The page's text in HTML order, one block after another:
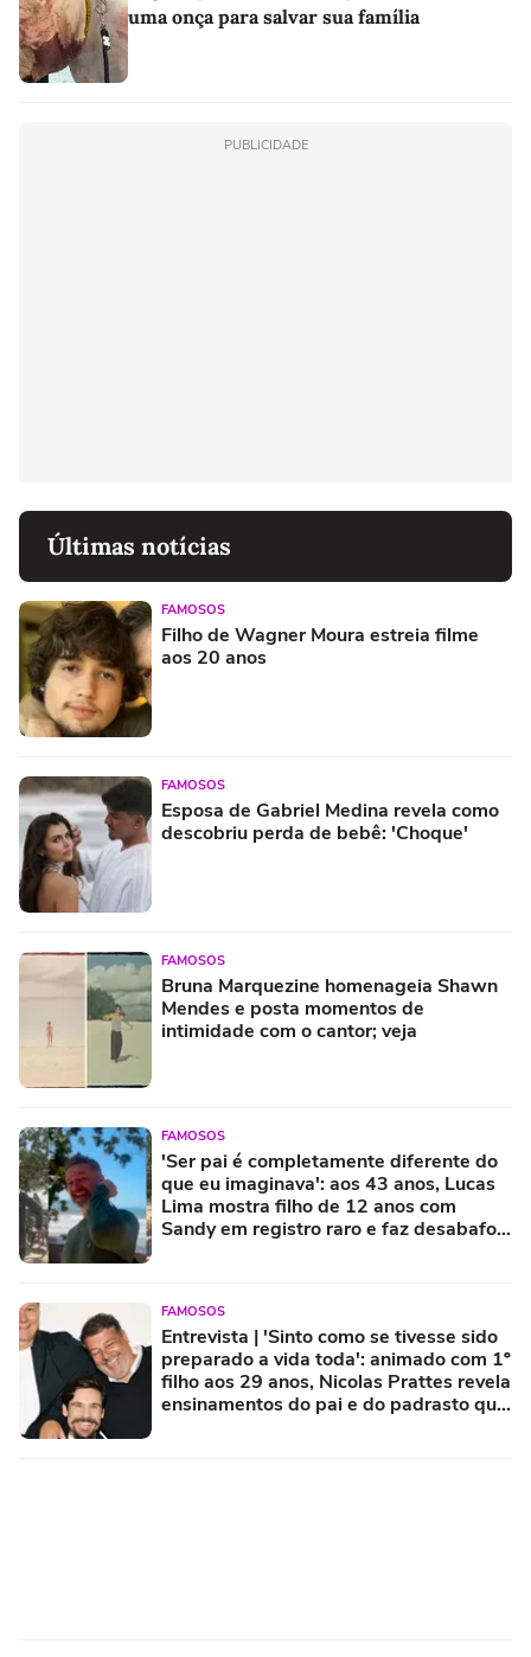
uma onça para salvar sua família
PUBLICIDADE
Últimas notícias
FAMOSOS
Filho de Wagner Moura estreia filme
aos 20 anos
FAMOSOS
Esposa de Gabriel Medina revela como
descobriu perda de bebê: 'Choque'
FAMOSOS
Bruna Marquezine homenageia Shawn
Mendes e posta momentos de
intimidade com o cantor; veja
FAMOSOS
'Ser pai é completamente diferente do
que eu imaginava': aos 43 anos, Lucas
Lima mostra filho de 12 anos com
Sandy em registro raro e faz desabafo
FAMOSOS
Entrevista | 'Sinto como se tivesse sido
preparado a vida toda': animado com 1º
filho aos 29 anos, Nicolas Prattes revela
ensinamentos do pai e do padrasto que